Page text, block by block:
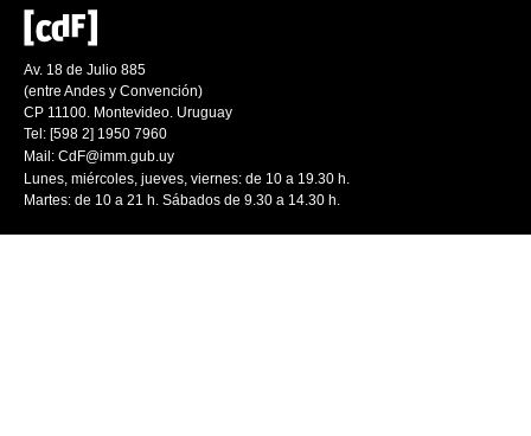
Av. 18 de Julio 885
(entre Andes y Convención)
CP 11100. Montevideo. Uruguay
Tel: [598 2] 1950 7960
Mail: CdF@imm.gub.uy
Lunes, miércoles, jueves, viernes: de 10 a 19.30 h.
Martes: de 10 a 21 h. Sábados de 9.30 a 14.30 h.